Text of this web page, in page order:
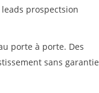
prospectsion
porte à porte. Des
sans garantie